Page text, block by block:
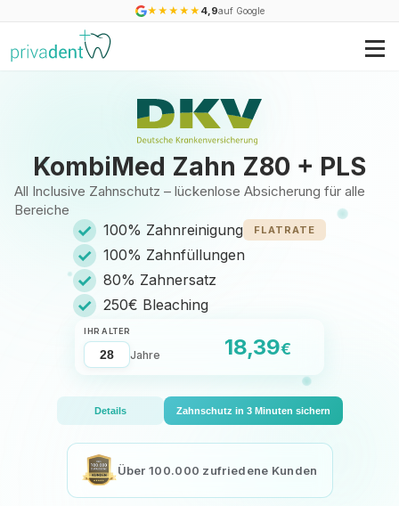
★ ★ ★ ★ ★ 4,9auf Google
KombiMed Zahn Z80 + PLS
All Inclusive Zahnschutz – lückenlose Absicherung für alle
Bereiche
✓ 100% Zahnreinigung FLATRATE
✓ 100% Zahnfüllungen
✓ 80% Zahnersatz
✓ 250€ Bleaching
IHR ALTER
Jahre 18,39€
Details Zahnschutz in 3 Minuten sichern
Über 100.000 zufriedene Kunden